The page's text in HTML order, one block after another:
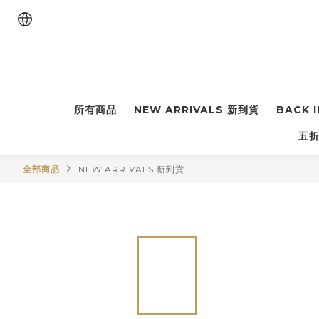
所有商品 NEW ARRIVALS 新到貨 BACK
五
全部商品 NEW ARRIVALS 新到貨